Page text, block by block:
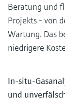
Beratung und
Projekts - von
Wartung. Das
niedrigere
In-situ-
und